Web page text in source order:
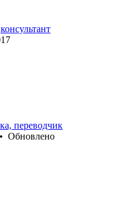
переводчик
• Обновлено